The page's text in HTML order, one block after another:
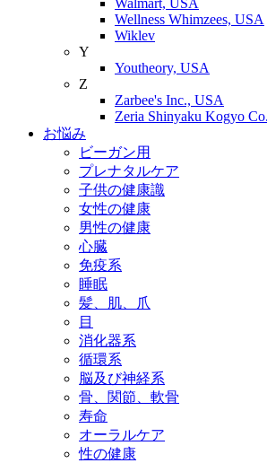
Wellness Whimzees, USA
Wiklev
Y
Youtheory, USA
Z
Zarbee's Inc., USA
Zeria Shinyaku Kogyo
お悩み
ビーガン用
プレナタルケア
子供の健康識
女性の健康
男性の健康
心臓
免疫系
睡眠
髪、肌、爪
目
消化器系
循環系
脳及び神経系
骨、関節、軟骨
寿命
オーラルケア
性の健康